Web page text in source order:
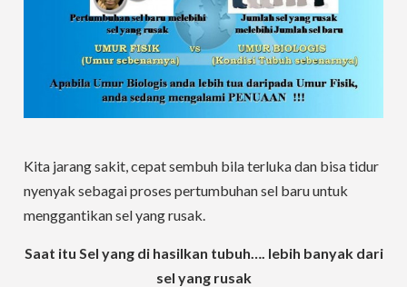
Kita jarang sakit, cepat sembuh bila terluka dan bisa tidur
nyenyak sebagai proses pertumbuhan sel baru untuk
menggantikan sel yang rusak.
Saat itu Sel yang di hasilkan tubuh…. lebih banyak dari
sel yang rusak